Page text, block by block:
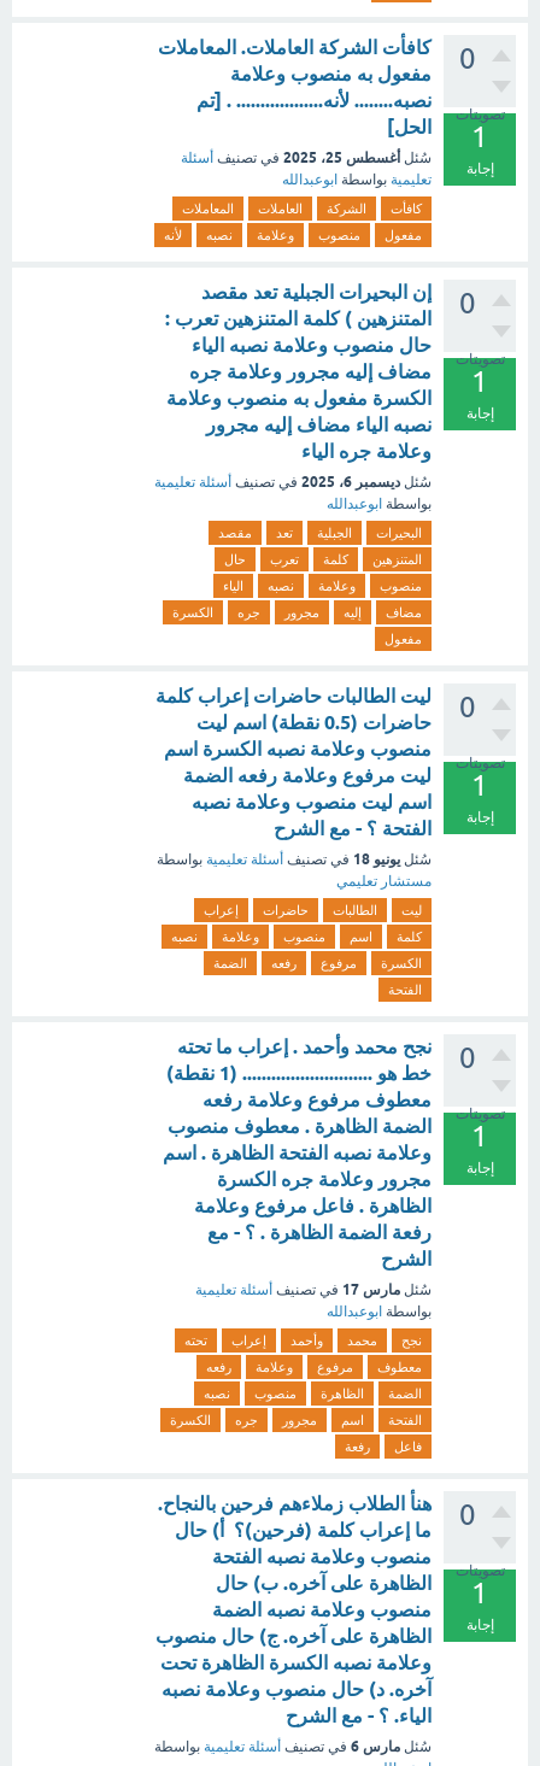
0
تصويتات
1
إجابة
كافأت الشركة العاملات. المعاملات
مفعول به منصوب وعلامة
نصبه........ لأنه.................. . [تم
الحل]
سُئل أغسطس 25، 2025 في تصنيف أسئلة
تعليمية بواسطة ابوعبدالله
كافأت الشركة العاملات
المعاملات
مفعول
منصوب وعلامة نصبه لأنه
0
تصويتات
1
إجابة
إن البحيرات الجبلية تعد مقصد
المتنزهين ) كلمة المتنزهين تعرب :
حال منصوب وعلامة نصبه الياء
مضاف إليه مجرور وعلامة جره
الكسرة مفعول به منصوب وعلامة
نصبه الياء مضاف إليه مجرور
وعلامة جره الياء
سُئل ديسمبر 6، 2025 في تصنيف أسئلة تعليمية
بواسطة ابوعبدالله
البحيرات الجبلية تعد
مقصد
المتنزهين
كلمة تعرب
حال
منصوب
وعلامة نصبه
الياء
مضاف
إليه مجرور جره
الكسرة
مفعول
0
تصويتات
1
إجابة
ليت الطالبات حاضرات إعراب كلمة
حاضرات (0.5 نقطة) اسم ليت
منصوب وعلامة نصبه الكسرة اسم
ليت مرفوع وعلامة رفعه الضمة
اسم ليت منصوب وعلامة نصبه
الفتحة ؟ - مع الشرح
سُئل يونيو 18 في تصنيف أسئلة تعليمية بواسطة
مستشار تعليمي
ليت الطالبات حاضرات
إعراب
كلمة
اسم منصوب وعلامة
نصبه
الكسرة
مرفوع رفعه
الضمة
الفتحة
0
تصويتات
1
إجابة
نجح محمد وأحمد . إعراب ما تحته
خط هو ........................... (1 نقطة)
معطوف مرفوع وعلامة رفعه
الضمة الظاهرة . معطوف منصوب
وعلامة نصبه الفتحة الظاهرة . اسم
مجرور وعلامة جره الكسرة
الظاهرة . فاعل مرفوع وعلامة
رفعة الضمة الظاهرة . ؟ - مع
الشرح
سُئل مارس 17 في تصنيف أسئلة تعليمية
بواسطة ابوعبدالله
نجح محمد وأحمد إعراب
تحته
معطوف
مرفوع وعلامة
رفعه
الضمة
الظاهرة منصوب
نصبه
الفتحة
اسم مجرور جره
الكسرة
فاعل
رفعة
0
تصويتات
1
إجابة
هنأ الطلاب زملاءهم فرحين بالنجاح.
ما إعراب كلمة (فرحين)؟ أ) حال
منصوب وعلامة نصبه الفتحة
الظاهرة على آخره. ب) حال
منصوب وعلامة نصبه الضمة
الظاهرة على آخره. ج) حال منصوب
وعلامة نصبه الكسرة الظاهرة تحت
آخره. د) حال منصوب وعلامة نصبه
الياء. ؟ - مع الشرح
سُئل مارس 6 في تصنيف أسئلة تعليمية بواسطة